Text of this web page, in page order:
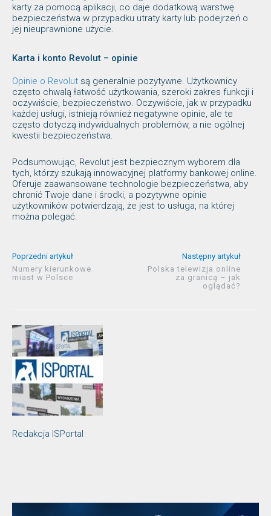
karty za pomocą aplikacji, co daje dodatkową warstwę
bezpieczeństwa w przypadku utraty karty lub podejrzeń o
jej nieuprawnione użycie.
Karta i konto Revolut – opinie
Opinie o Revolut są generalnie pozytywne. Użytkownicy
często chwalą łatwość użytkowania, szeroki zakres funkcji i
oczywiście, bezpieczeństwo. Oczywiście, jak w przypadku
każdej usługi, istnieją również negatywne opinie, ale te
często dotyczą indywidualnych problemów, a nie ogólnej
kwestii bezpieczeństwa.
Podsumowując, Revolut jest bezpiecznym wyborem dla
tych, którzy szukają innowacyjnej platformy bankowej online.
Oferuje zaawansowane technologie bezpieczeństwa, aby
chronić Twoje dane i środki, a pozytywne opinie
użytkowników potwierdzają, że jest to usługa, na której
można polegać.
Poprzedni artykuł
Numery kierunkowe
miast w Polsce
Następny artykuł
Polska telewizja online
za granicą – jak
oglądać?
Redakcja ISPortal